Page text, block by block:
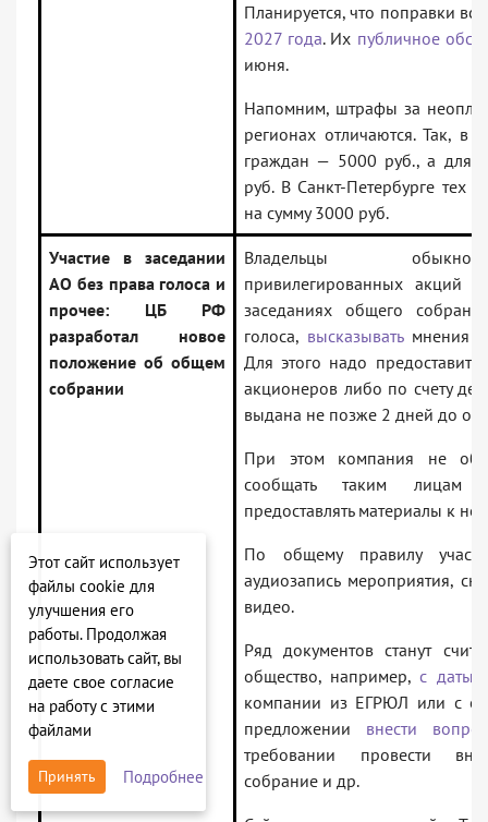
Планируется, что поправки
2027 года. Их публичное
июня.
Напомним, штрафы за
регионах отличаются. Так, в
граждан — 5000 руб., а для
руб. В Санкт-Петербурге тех
на сумму 3000 руб.
Участие в заседании
АО без права голоса и
прочее: ЦБ РФ
разработал новое
положение об общем
собрании
Владельцы
привилегированных акций
заседаниях общего
голоса, высказыватьмнения и
Для этого надо предоставить
акционеров либо по счету
выдана не позже 2 дней до
При этом компания не
сообщать таким
предоставлять материалы к
По общему правилу
аудиозапись мероприятия,
видео.
Ряд документов станут
общество, например,с даты
компании из ЕГРЮЛ или с ее
предложении внести вопрос
требовании провести
собрание и др.
Этот сайт использует
файлы cookie для
улучшения его
работы. Продолжая
использовать сайт, вы
даете свое согласие
на работу с этими
файлами
Принять Подробнее